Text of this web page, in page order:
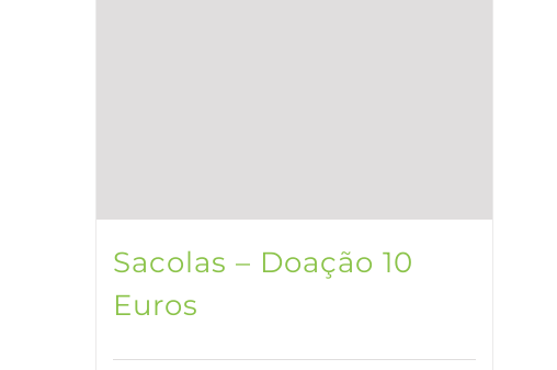
Sacolas – Doação 10
Euros